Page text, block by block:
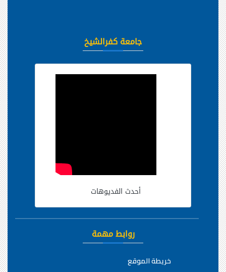
جامعة كفرالشيخ
أحدث الفديوهات
روابط مهمة
خريطة الموقع